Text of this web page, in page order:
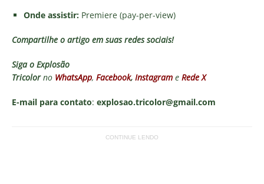
Onde assistir: Premiere (pay-per-view)
Compartilhe o artigo em suas redes sociais!
Siga o Explosão
Tricolorno WhatsApp, Facebook, Instagram e Rede X
E-mail para contato: explosao.tricolor@gmail.com
CONTINUE LENDO